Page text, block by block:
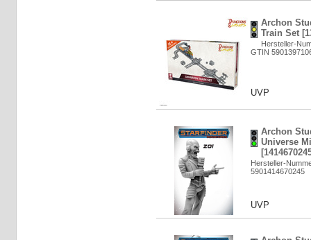
Archon
Train Set
Hersteller-
GTIN
UVP
Archon
Universe
Hersteller-
5901414670245
UVP